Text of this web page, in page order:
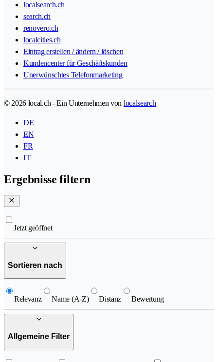
localsearch.ch
search.ch
renovero.ch
localcities.ch
Eintrag erstellen / ändern / löschen
Kundencenter für Geschäftskunden
Unerwünschtes Telefonmarketing
© 2026 local.ch - Ein Unternehmen von localsearch
DE
EN
FR
IT
Ergebnisse filtern
Jetzt geöffnet
Sortieren nach
Relevanz Name (A-Z) Distanz Bewertung
Allgemeine Filter